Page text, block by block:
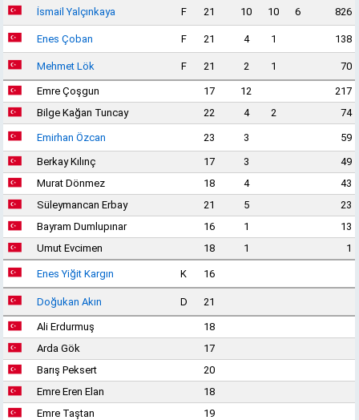
İsmail Yalçınkaya F 21 10 10 6 826
Enes Çoban F 21 4 1 138
Mehmet Lök F 21 2 1 70
Emre Çoşgun 17 12
217
Bilge Kağan Tuncay
22 4 2 74
Emirhan Özcan 23 3
59
Berkay Kılınç
17 3
49
Murat Dönmez
18 4
43
Süleymancan Erbay
21 5
23
Bayram Dumlupınar
16 1
13
Umut Evcimen
18 1 1
Enes Yiğit Kargın K 16
Doğukan Akın D 21
Ali Erdurmuş
18
Arda Gök
17
Barış Peksert
20
Emre Eren Elan
18
Emre Taştan
19